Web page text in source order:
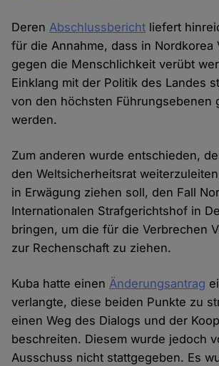
DerenAbschlussbericht liefert
für die Annahme, dass in Nordkorea
gegen die Menschlichkeit verübt
Einklang mit der Politik des Landes
von den höchsten Führungsebenen
werden.
Zum anderen wurde entschieden,
den Weltsicherheitsrat
in Erwägung ziehen soll, den Fall
Internationalen Strafgerichtshof in
bringen, um die für die Verbrechen
zur Rechenschaft zu ziehen.
Kuba hatte einenÄnderungsantrag
verlangte, diese beiden Punkte zu
einen Weg des Dialogs und der
beschreiten. Diesem wurde jedoch
Ausschuss nicht stattgegeben. Es